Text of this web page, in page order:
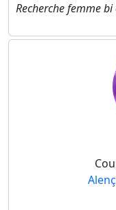
Recherche femme